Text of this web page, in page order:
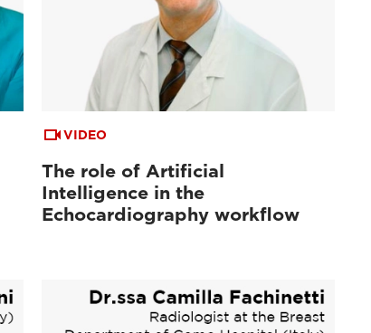
VIDEO
The role of Artificial
Intelligence in the
Echocardiography workflow